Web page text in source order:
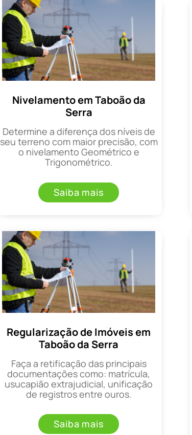
Nivelamento em Taboão da
Serra
Determine a diferença dos níveis de
seu terreno com maior precisão, com
o nivelamento Geométrico e
Trigonométrico.
Saiba mais
Regularização de Imóveis em
Taboão da Serra
Faça a retificação das principais
documentações como: matrícula,
usucapião extrajudicial, unificação
de registros entre ouros.
Saiba mais